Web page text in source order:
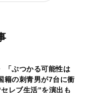
「ぶつかる可能性は
籍の刺青男が7台に衝
レブ生活”を演出も